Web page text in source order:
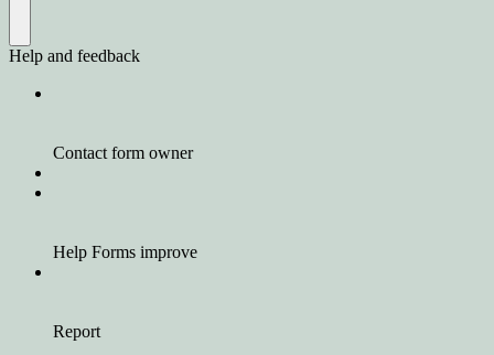
Help and feedback
Contact form owner
Help Forms improve
Report